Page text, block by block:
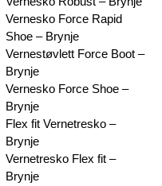
Vernesko Force Rapid
Shoe – Brynje
Vernestøvlett Force Boot –
Brynje
Vernesko Force Shoe –
Brynje
Flex fit Vernetresko –
Brynje
Vernetresko Flex fit –
Brynje